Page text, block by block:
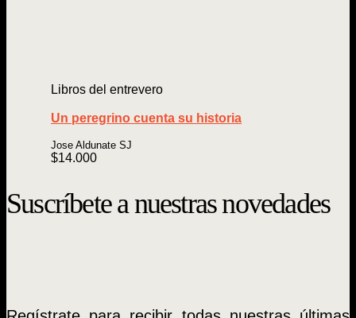
Libros del entrevero
Un peregrino cuenta su historia
Jose Aldunate SJ
$14.000
Suscríbete a nuestras novedades